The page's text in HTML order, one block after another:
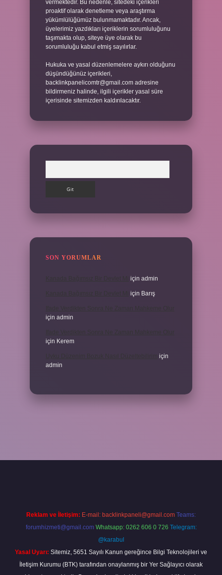
vermektedir. Bu nedenle, sitedeki içerikleri
proaktif olarak denetleme veya araştırma
yükümlülüğümüz bulunmamaktadır. Ancak,
üyelerimiz yazdıkları içeriklerin sorumluluğunu
taşımakta olup, siteye üye olarak bu
sorumluluğu kabul etmiş sayılırlar.
Hukuka ve yasal düzenlemelere aykırı olduğunu
düşündüğünüz içerikleri,
backlinkpanelicomtr@gmail.com adresine
bildirmeniz halinde, ilgili içerikler yasal süre
içerisinde sitemizden kaldırılacaktır.
SON YORUMLAR
için admin
için Barış
için admin
için Kerem
için
admin
Reklam ve İletişim: E-mail: backlinkpaneli@gmail.com Teams:
forumhizmeti@gmail.com Whatsapp: 0262 606 0 726 Telegram:
@karabul
Yasal Uyarı: Sitemiz, 5651 Sayılı Kanun gereğince Bilgi Teknolojileri ve
İletişim Kurumu (BTK) tarafından onaylanmış bir Yer Sağlayıcı olarak